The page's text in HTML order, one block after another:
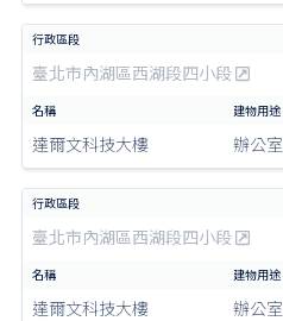
臺北市內湖區西湖段四小段
達爾文科技大樓 辦公室
臺北市內湖區西湖段四小段
達爾文科技大樓 辦公室